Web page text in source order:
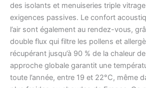
des isolants et menuiseries triple
exigences passives. Le confort
l’air sont également au rendez-vous,
double flux qui filtre les pollens et
récupérant jusqu’à 90 % de la chaleur
approche globale garantit une
toute l’année, entre 19 et 22°C, même